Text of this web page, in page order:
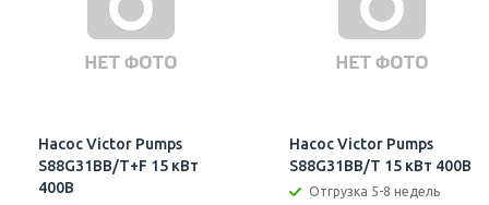
Насос Victor Pumps
S88G31BB/T+F 15 кВт
400В
Насос Victor Pumps
S88G31BB/T 15 кВт 400В
Отгрузка 5-8 недель